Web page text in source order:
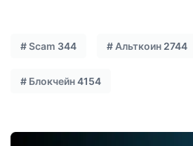
#Scam 344 # Альткоин 2744
# Блокчейн4154